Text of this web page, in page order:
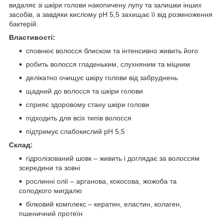
видаляє зі шкіри голови накопичену лупу та залишки інших
засобів, а завдяки кислому pH 5,5 захищає її від розмноження
бактерій.
Властивості:
сповнює волосся блиском та інтенсивно живить його
робить волосся гладеньким, слухняним та міцним
делікатно очищує шкіру голови від забруднень
щадний до волосся та шкіри голови
сприяє здоровому стану шкіри голови
підходить для всіх типів волосся
підтримує слабокислий рН 5,5
Склад:
гідролізований шовк – живить і доглядає за волоссям
зсередини та зовні
рослинні олії – арганова, кокосова, жожоба та
солодкого мигдалю
білковий комплекс – кератин, еластин, колаген,
пшеничний протеїн